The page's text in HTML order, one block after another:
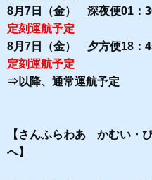
8月7日（金） 深夜便01
定刻運航予定
8月7日（金） 夕方便18
定刻運航予定
⇒以降、通常運航予定
【さんふらわあ かむい・
へ】